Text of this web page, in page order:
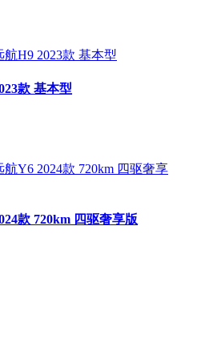
款 基本型
款 720km 四驱奢享版